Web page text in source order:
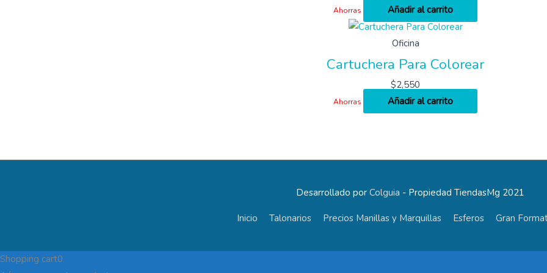
Ahorras Añadir al carrito
Oficina
Cartuchera Para Colorear
$2,550
Ahorras Añadir al carrito
Desarrollado por Colguia - Propiedad TiendasMg 2021
Inicio Talonarios Precios Manillas y Marquillas Esferos Gran
Shopping cart0